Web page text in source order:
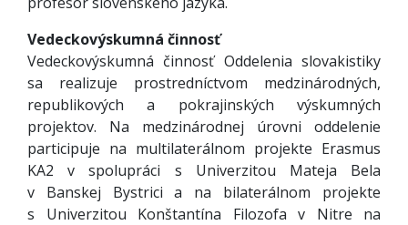
Vedeckovýskumná činnosť
Vedeckovýskumná činnosť Oddelenia slovakistiky
sa realizuje prostredníctvom medzinárodných,
republikových a pokrajinských výskumných
projektov. Na medzinárodnej úrovni oddelenie
participuje na multilaterálnom projekte Erasmus
KA2 v spolupráci s Univerzitou Mateja Bela
v Banskej Bystrici a na bilaterálnom projekte
s Univerzitou Konštantína Filozofa v Nitre na